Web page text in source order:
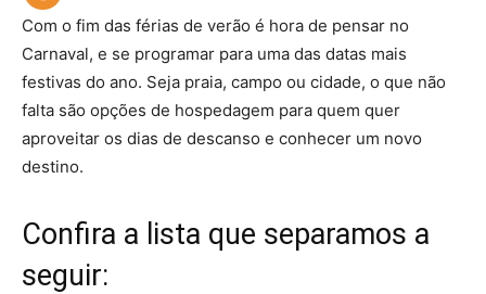
Com o fim das férias de verão é hora de pensar no
Carnaval, e se programar para uma das datas mais
festivas do ano. Seja praia, campo ou cidade, o que não
falta são opções de hospedagem para quem quer
aproveitar os dias de descanso e conhecer um novo
destino.
Confira a lista que separamos a
seguir: